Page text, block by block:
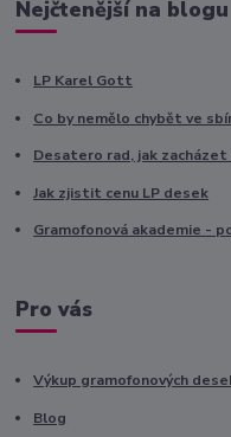
Nejčtenější na blogu
LP Karel Gott
Co by nemělo chybět ve
Desatero rad, jak
Jak zjistit cenu LP desek
Gramofonová akademie -
Pro vás
Výkup gramofonových
Blog